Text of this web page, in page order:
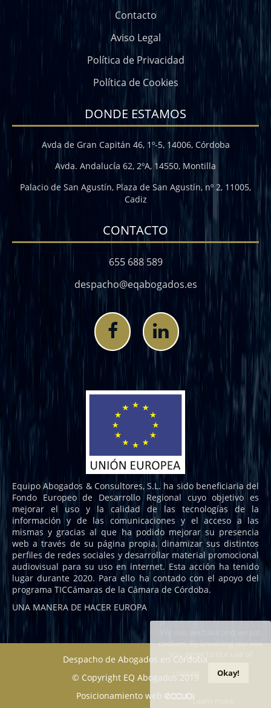
cookies. By browsing our site
you agree to our use of
cookies.
Okay!
Learn more
Contacto
Aviso Legal
Política de Privacidad
Política de Cookies
DONDE ESTAMOS
Avda de Gran Capitán 46, 1º-5, 14006, Córdoba
Avda. Andalucía 62, 2ºA, 14550, Montilla
Palacio de San Agustín, Plaza de San Agustín, nº 2, 11005,
Cadiz
CONTACTO
655 688 589
despacho@eqabogados.es
Equipo Abogados & Consultores, S.L. ha sido beneficiaria del
Fondo Europeo de Desarrollo Regional cuyo objetivo es
mejorar el uso y la calidad de las tecnologías de la
información y de las comunicaciones y el acceso a las
mismas y gracias al que ha podido mejorar su presencia
web a través de su página propia, dinamizar sus distintos
perfiles de redes sociales y desarrollar material promocional
audiovisual para su uso en internet. Esta acción ha tenido
lugar durante 2020. Para ello ha contado con el apoyo del
programa TICCámaras de la Cámara de Córdoba.
UNA MANERA DE HACER EUROPA
Despacho de Abogados en Córdoba
© Copyright EQ Abogados 2019
Posicionamiento web